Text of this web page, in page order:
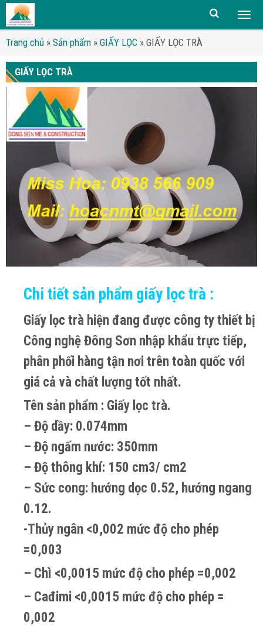
Trang chủ » Sản phẩm » GIẤY LỌC » GIẤY LỌC TRÀ
GIẤY LỌC TRÀ
Chi tiết sản phẩm giấy lọc trà :
Giấy lọc trà hiện đang được công ty thiết bị
Công nghệ Đông Sơn nhập khẩu trực tiếp,
phân phối hàng tận nơi trên toàn quốc với
giá cả và chất lượng tốt nhất.
Tên sản phẩm : Giấy lọc trà.
– Độ dầy: 0.074mm
– Độ ngấm nước: 350mm
– Độ thông khí: 150 cm3/ cm2
– Sức cong: hướng dọc 0.52, hướng ngang
0.12.
-Thủy ngân <0,002 mức độ cho phép
=0,003
– Chì <0,0015 mức độ cho phép =0,002
– Cađimi <0,0015 mức độ cho phép =
0,002